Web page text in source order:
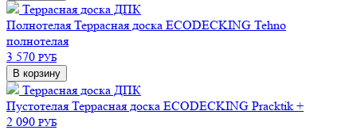
Террасная доска ДПК
Полнотелая Террасная доска ECODECKING Tehno
полнотелая
3 570 РУБ
В корзину
Террасная доска ДПК
Пустотелая Террасная доска ECODECKING Pracktik +
2 090 РУБ